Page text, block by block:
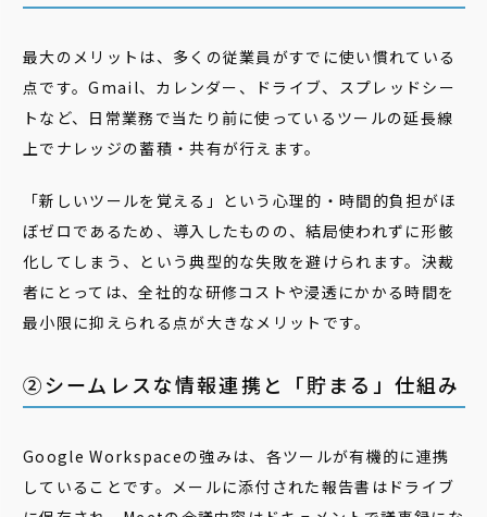
最大のメリットは、多くの従業員がすでに使い慣れている
点です。Gmail、カレンダー、ドライブ、スプレッドシー
トなど、日常業務で当たり前に使っているツールの延長線
上でナレッジの蓄積・共有が行えます。
「新しいツールを覚える」という心理的・時間的負担がほ
ぼゼロであるため、導入したものの、結局使われずに形骸
化してしまう、という典型的な失敗を避けられます。決裁
者にとっては、全社的な研修コストや浸透にかかる時間を
最小限に抑えられる点が大きなメリットです。
②シームレスな情報連携と「貯まる」仕組み
Google Workspaceの強みは、各ツールが有機的に連携
していることです。メールに添付された報告書はドライブ